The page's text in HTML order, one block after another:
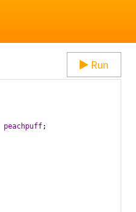
Run
peachpuff;